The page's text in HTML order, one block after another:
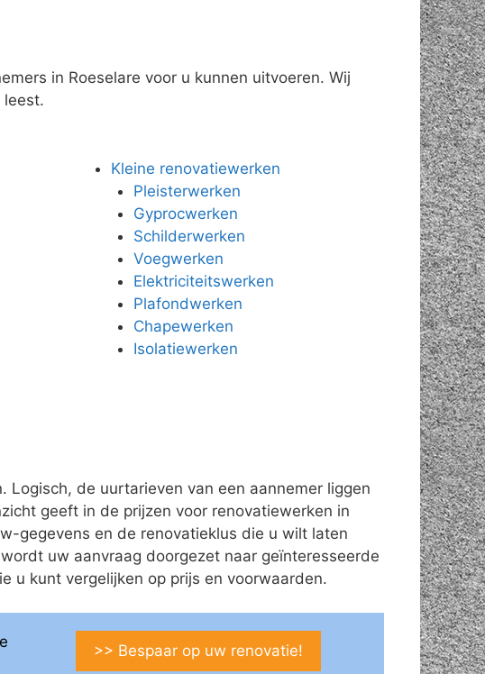
in Roeselare voor u kunnen uitvoeren. Wij
leest.
Kleine renovatiewerken
Pleisterwerken
Gyprocwerken
Schilderwerken
Voegwerken
Elektriciteitswerken
Plafondwerken
Chapewerken
Isolatiewerken
de uurtarieven van een aannemer liggen
geeft in de prijzen voor renovatiewerken in
gegevens en de renovatieklus die u wilt laten
uw aanvraag doorgezet naar geïnteresseerde
u kunt vergelijken op prijs en voorwaarden.
>> Bespaar op uw renovatie!